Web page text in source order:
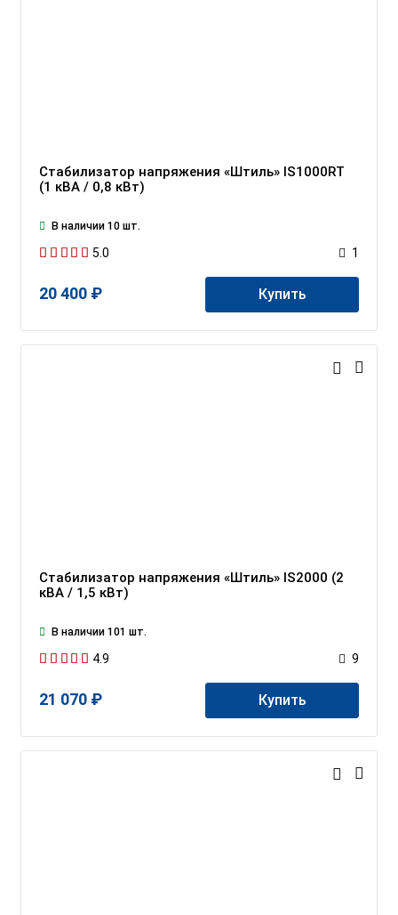
Стабилизатор напряжения «Штиль» IS1000RT
(1 кВА / 0,8 кВт)
В наличии 10 шт.
5.0 1
20 400 ₽ Купить
Стабилизатор напряжения «Штиль» IS2000 (2
кВА / 1,5 кВт)
В наличии 101 шт.
4.9 9
21 070 ₽ Купить